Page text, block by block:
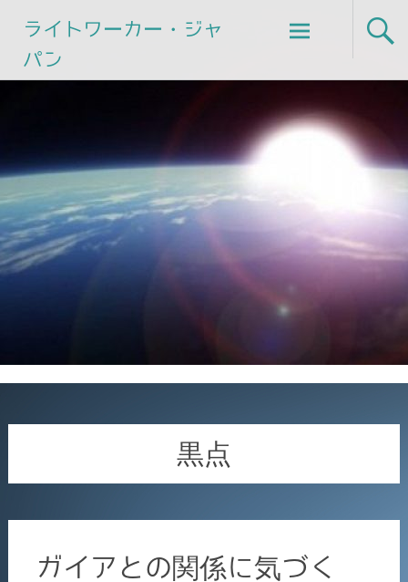
ライトワーカー・ジャ
パン
Skip
to
黒点
ガイアとの関係に気づく